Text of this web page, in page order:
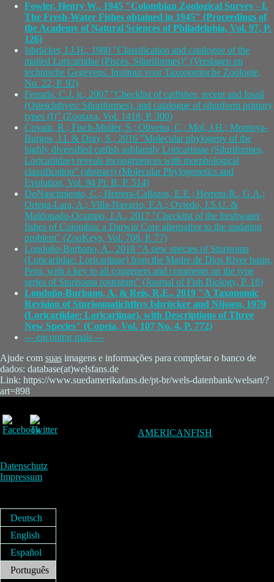
Fowler, Henry W., 1945 "Colombian Zoological Survey - I.
The Fresh-Water Fishes obtained in 1945" (Proceedings of
the Academy of Natural Sciences of Philadelphia, Vol. 97, P.
126)
Isbrücker, I.J.H., 1980 "Classification and catalogue of the
mailed Loricariidae (Pisces, Siluriformes)" (Verslagen en
technische Gegevens. Instituut voor Taxonomische Zoölogie,
No. 22, P. 92)
Ferraris, C.J. jr., 2007 "Checklist of catfishes, recent and fossil
(Osteichthyes: Siluriformes), and catalogue of siluriform primary
types (I)" (Zootaxa, Vol. 1418, P. 300)
Covain, R.; Fisch-Muller, S.; Oliveira, C.; Mol, J.H.; Montoya-
Burgos, J.I. & Dray, S., 2016 "Molecular phylogeny of the
highly diversified catfish subfamily Loricariinae (Siluriformes,
Loricariidae) reveals incongruences with morphological
classification" (abstract) (Molecular Phylogenetics and
Evolution, Vol. 94 Pt. B, P. 514)
DoNascimiento, C.; Herrera-Callazos, E.E.; Herrera-R., G.A.;
Ortega-Lara, A.; Villa-Navarro, F.A.; Oviedo, J.S.U. &
Maldonado-Ocampo, J.A., 2017 "Checklist of the freshwater
fishes of Colombia: a Darwin Core alternative to the updating
problem" (ZooKeys, Vol. 708, P. 77)
Londoño-Burbano, A., 2018 "A new species of Sturisoma
(Loricariidae: Loricariinae) from the Madre de Dios River basin,
Peru, with a key to all congeners and comments on the type
series of Sturisoma rostratum" (Journal of Fish Biology, P. 16)
Londoño-Burbano, A. & Reis, R.E., 2019 "A Taxonomic
Revision of Sturisomatichthys Isbrücker and Nijssen, 1979
(Loricariidae: Loricariinae), with Descriptions of Three
New Species" (Copeia, Vol. 107 No. 4, P. 772)
--- encontrar mais ---
Ajude com suas imagens e informações para completar o banco de
dados: database(at)welsfans.de
Link: https://www.suedamerikafans.de/pt-br/wels-datenbank/welsart/?
art=898
AMERICANFISH
Datenschutz
Impressum
Deutsch
English
Español
Português